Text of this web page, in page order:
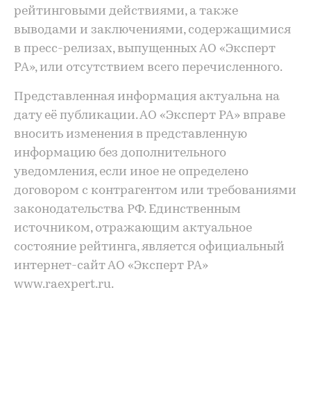
рейтинговыми действиями, а также
выводами и заключениями, содержащимися
в пресс-релизах, выпущенных АО «Эксперт
РА», или отсутствием всего перечисленного.
Представленная информация актуальна на
дату её публикации. АО «Эксперт РА» вправе
вносить изменения в представленную
информацию без дополнительного
уведомления, если иное не определено
договором с контрагентом или требованиями
законодательства РФ. Единственным
источником, отражающим актуальное
состояние рейтинга, является официальный
интернет-сайт АО «Эксперт РА»
www.raexpert.ru.